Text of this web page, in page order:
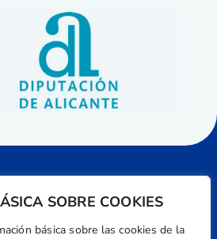
SOBRE COOKIES
básica sobre las cookies de la